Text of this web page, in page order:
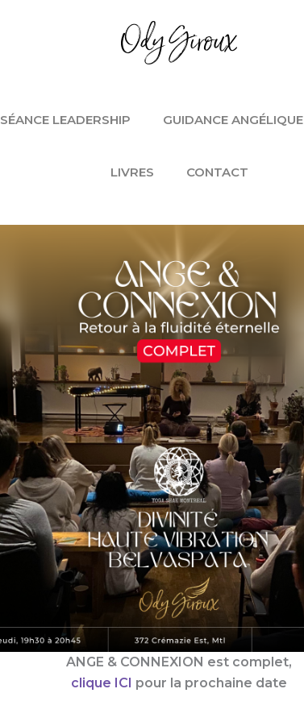
SÉANCE LEADERSHIP GUIDANCE ANGÉLIQUE
LIVRES CONTACT
ANGE & CONNEXION est complet,
clique ICI pour la prochaine date